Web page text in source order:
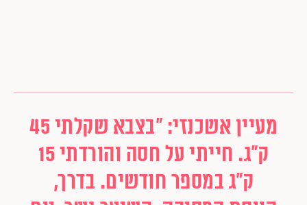
מעיין אשכנזי: "בצבא שקלתי 45
ק"ג. חייתי על חסה והורדתי 15
ק"ג במספר חודשים. בדרך,